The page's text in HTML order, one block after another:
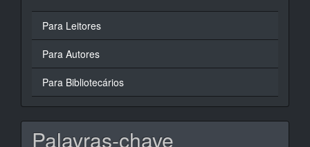
Para Leitores
Para Autores
Para Bibliotecários
Palavras-chave